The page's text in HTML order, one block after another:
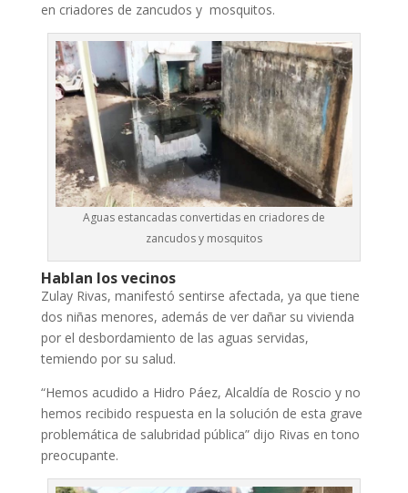
en criadores de zancudos y mosquitos.
Aguas estancadas convertidas en criadores de
zancudos y mosquitos
Hablan los vecinos
Zulay Rivas, manifestó sentirse afectada, ya que tiene
dos niñas menores, además de ver dañar su vivienda
por el desbordamiento de las aguas servidas,
temiendo por su salud.
“Hemos acudido a Hidro Páez, Alcaldía de Roscio y no
hemos recibido respuesta en la solución de esta grave
problemática de salubridad pública” dijo Rivas en tono
preocupante.